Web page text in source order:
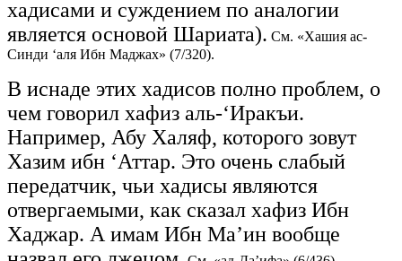
хадисами и суждением по аналогии
является основой Шариата). См. «Хашия ас-
Синди ‘аля Ибн Маджах» (7/320).
В иснаде этих хадисов полно проблем, о
чем говорил хафиз аль-‘Иракъи.
Например, Абу Халяф, которого зовут
Хазим ибн ‘Аттар. Это очень слабый
передатчик, чьи хадисы являются
отвергаемыми, как сказал хафиз Ибн
Хаджар. А имам Ибн Ма’ин вообще